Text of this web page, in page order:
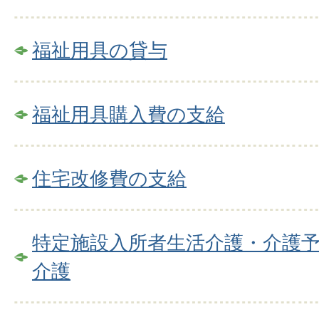
福祉用具の貸与
福祉用具購入費の支給
住宅改修費の支給
特定施設入所者生活介護・介護
介護